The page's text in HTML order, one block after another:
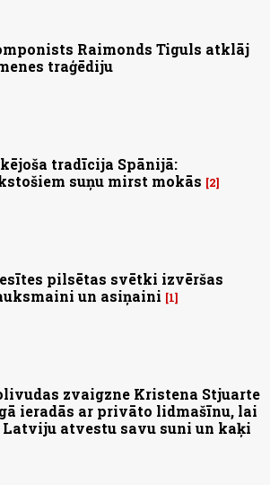
Raimonds Tiguls atklāj
traģēdiju
tradīcija Spānijā:
suņu mirst mokās
2
pilsētas svētki izvēršas
un asiņaini
1
zvaigzne Kristena Stjuarte
ieradās ar privāto lidmašīnu, lai
Latviju atvestu savu suni un kaķi